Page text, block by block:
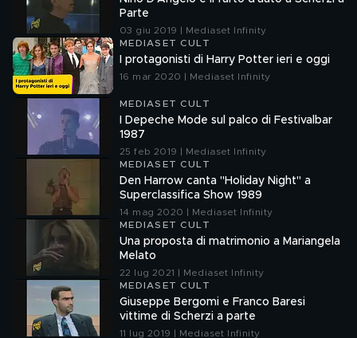
Parte
03 giu 2019 | Mediaset Infinity
MEDIASET CULT
I protagonisti di Harry Potter ieri e oggi
16 mar 2020 | Mediaset Infinity
MEDIASET CULT
I Depeche Mode sul palco di Festivalbar
1987
25 feb 2019 | Mediaset Infinity
MEDIASET CULT
Den Harrow canta "Holiday Night" a
Superclassifica Show 1989
14 mag 2020 | Mediaset Infinity
MEDIASET CULT
Una proposta di matrimonio a Mariangela
Melato
22 lug 2021 | Mediaset Infinity
MEDIASET CULT
Giuseppe Bergomi e Franco Baresi
vittime di Scherzi a parte
11 lug 2019 | Mediaset Infinity